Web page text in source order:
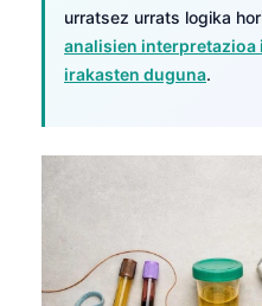
urratsez urrats logika
analisien interpretazioa
irakasten duguna.
Română
简体中文
हिन्दी
Bahasa Indonesia